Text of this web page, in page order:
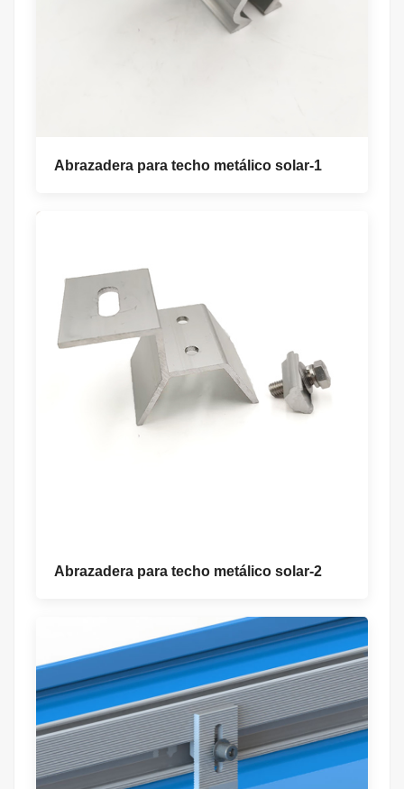
Abrazadera para techo metálico solar-1
Abrazadera para techo metálico solar-2